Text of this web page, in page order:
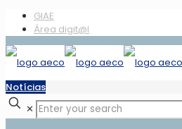
GIAE
Área digit@l
Notícias
✕